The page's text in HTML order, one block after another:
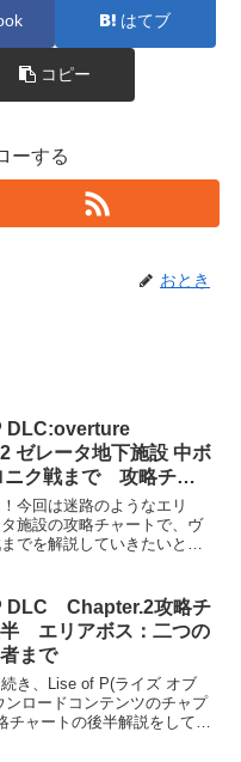
はてブ
コピー
ーする
おとき
レータ地下施設 中ボ
ニク戦まで 攻略チャ
今回は迷路のようなエリ
施設の攻略チャートで、ヴ
でを解説していきたいと思
のようではありますが、実
です。とはいえ、...
DLC Chapter.2攻略チ
半 エリアボス：二つの
まで
き、Lise of P(ライズ オブ
ロードコンテンツのチャプ
チャートの後半解説をしてい